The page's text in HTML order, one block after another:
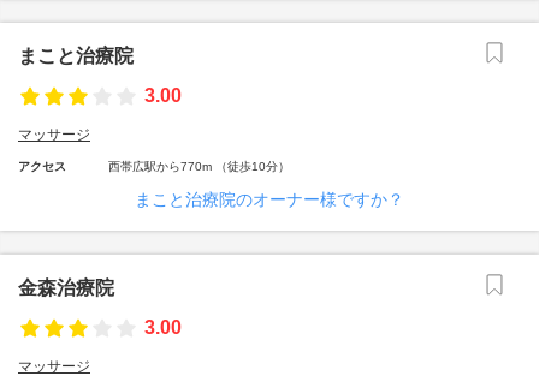
まこと治療院
3.00
マッサージ
アクセス 西帯広駅から770m （徒歩10分）
まこと治療院のオーナー様ですか？
金森治療院
3.00
マッサージ